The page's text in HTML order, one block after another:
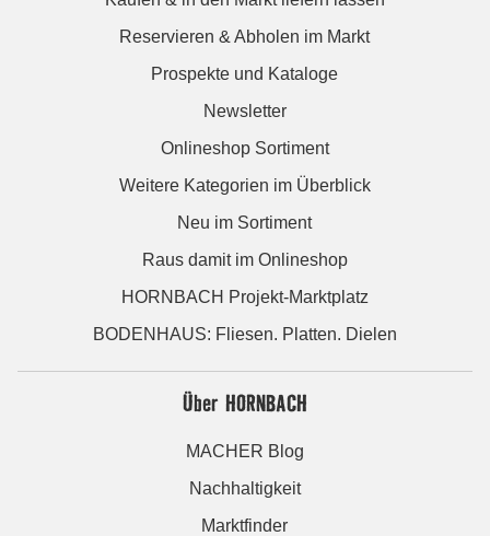
Reservieren & Abholen im Markt
Prospekte und Kataloge
Newsletter
Onlineshop Sortiment
Weitere Kategorien im Überblick
Neu im Sortiment
Raus damit im Onlineshop
HORNBACH Projekt-Marktplatz
BODENHAUS: Fliesen. Platten. Dielen
Über HORNBACH
MACHER Blog
Nachhaltigkeit
Marktfinder